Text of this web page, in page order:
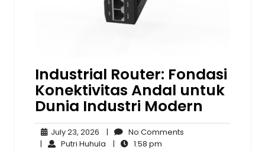
Industrial Router: Fondasi
Konektivitas Andal untuk
Dunia Industri Modern
July 23, 2026 July
23,
| No Comments
| Putri Huhula Putri
| 1:58 pm